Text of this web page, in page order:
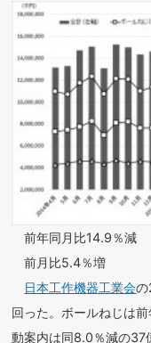
前年同月比14.9％減
前月比5.4％増
日本工作機器工業会
回った。ボールねじは
動案内は同8.0％減の37